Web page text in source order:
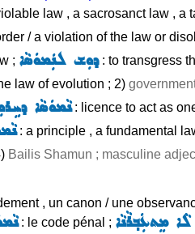
law , a sacrosanct law , a
/ a violation of the law or
; ܕܘܼܫ ܠܢܲܡܘܿܣܵܐ: to transgress
law of evolution ; 2)
ܢܵܡܘܿܣܵܐ: licence to act as
: a principle , a fundamental
Bailis Shamun ; masculine
, un canon / une
: le code pénal ; ܡܸܬܥܲܒ݂ܪܵܢܵܐ